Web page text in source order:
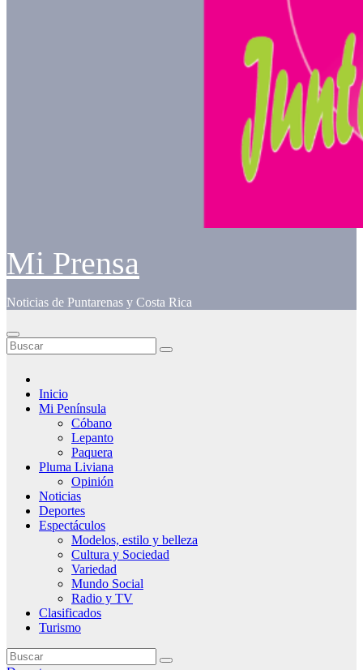
Mi Prensa
Noticias de Puntarenas y Costa Rica
Inicio
Mi Península
Cóbano
Lepanto
Paquera
Pluma Liviana
Opinión
Noticias
Deportes
Espectáculos
Modelos, estilo y belleza
Cultura y Sociedad
Variedad
Mundo Social
Radio y TV
Clasificados
Turismo